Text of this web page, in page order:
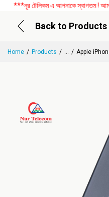
***নূর টেলিকম এ আপনাকে স্বাগতম !
Back to Products
Home Products ... Apple